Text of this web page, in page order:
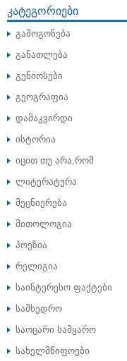
ᲙᲐᲢᲔᲒᲝᲠᲘᲔᲑᲘ
გამოგონება
განათლება
გენიოსები
გეოგრაფია
დამაკვირდი
ისტორია
იცით თუ არა,რომ
ლიტერატურა
მეცნიერება
მითოლოგია
პოეზია
რელიგია
საინტერესო ფაქტები
სამხედრო
საოცარი სამყარო
სახელმწიფოები